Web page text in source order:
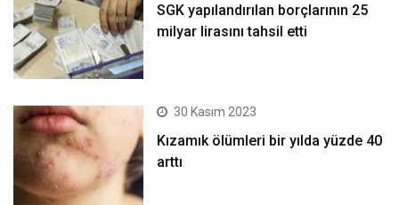
SGK yapılandırılan borçlarının 25
milyar lirasını tahsil etti
30 Kasım 2023
Kızamık ölümleri bir yılda yüzde 40
arttı